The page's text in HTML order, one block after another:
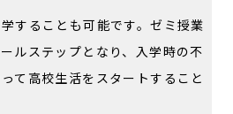
することも可能です。ゼミ授業
ルステップとなり、入学時の不
て高校生活をスタートすること